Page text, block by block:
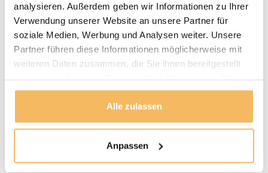
analysieren. Außerdem geben wir Informationen zu Ihrer
Verwendung unserer Website an unsere Partner für
soziale Medien, Werbung und Analysen weiter. Unsere
Partner führen diese Informationen möglicherweise mit
weiteren Daten zusammen, die Sie ihnen bereitgestellt
gesammelt haben.
Alle zulassen
Anpassen
Fragen zu einem unserer Produkte?
We helpen je graag bij het maken van de juiste keuze
voor jouw inrichting.
Neem contact op
Möbel nach Absprache zu Ihnen nach Hause. Wir werden
Wir setzen uns mit Ihnen in Verbindung und vereinbaren
mit Ihnen einen Termin für die Lieferung. Unsere
Gartenmöbel werden bei Bedarf von unserem Fahrer